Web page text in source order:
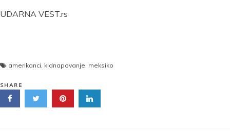
UDARNA VEST.rs
amerikanci, kidnapovanje, meksiko
SHARE